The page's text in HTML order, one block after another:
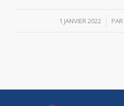
1 JANVIER 2022
/ PAR